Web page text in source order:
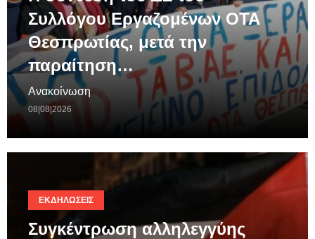
Συλλόγου Εργαζομένων ΟΤΑ
Θεσπρωτίας, μετά την
παραίτηση…
Ανακοίνωση
08|08|2026
ΕΚΔΗΛΏΣΕΙΣ
Συγκέντρωση αλληλεγγύης